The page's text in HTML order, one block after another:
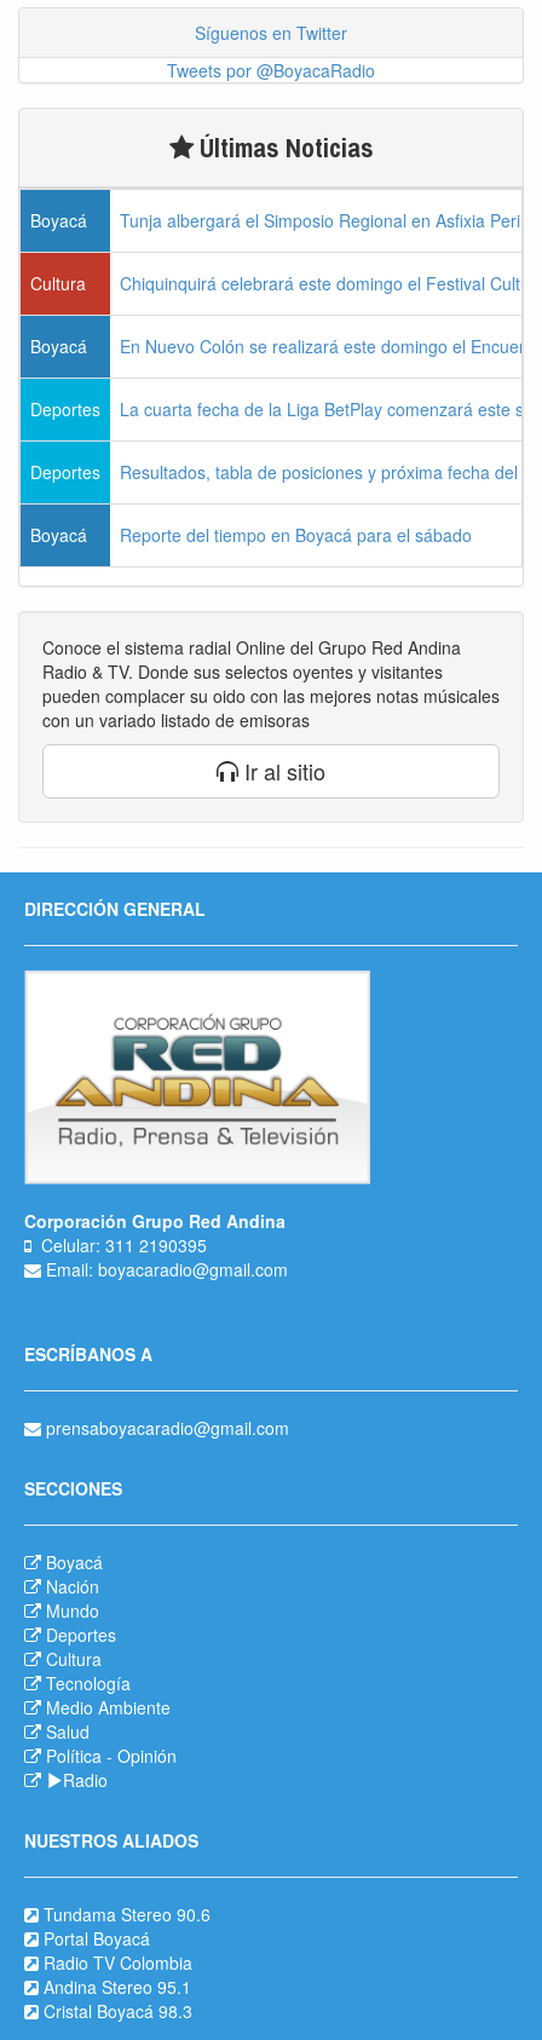
Síguenos en Twitter
Tweets por @BoyacaRadio
Últimas Noticias
Boyacá Tunja albergará el Simposio Regional en Asfixia
Cultura Chiquinquirá celebrará este domingo el Festival
Boyacá En Nuevo Colón se realizará este domingo el
Deportes La cuarta fecha de la Liga BetPlay comenzará este
Deportes Resultados, tabla de posiciones y próxima fecha del
Boyacá Reporte del tiempo en Boyacá para el sábado
Conoce el sistema radial Online del Grupo Red Andina
Radio & TV. Donde sus selectos oyentes y visitantes
pueden complacer su oido con las mejores notas músicales
con un variado listado de emisoras
Ir al sitio
DIRECCIÓN GENERAL
Corporación Grupo Red Andina
Celular: 311 2190395
Email: boyacaradio@gmail.com
ESCRÍBANOS A
prensaboyacaradio@gmail.com
SECCIONES
Boyacá
Nación
Mundo
Deportes
Cultura
Tecnología
Medio Ambiente
Salud
Política - Opinión
Radio
NUESTROS ALIADOS
Tundama Stereo 90.6
Portal Boyacá
Radio TV Colombia
Andina Stereo 95.1
Cristal Boyacá 98.3